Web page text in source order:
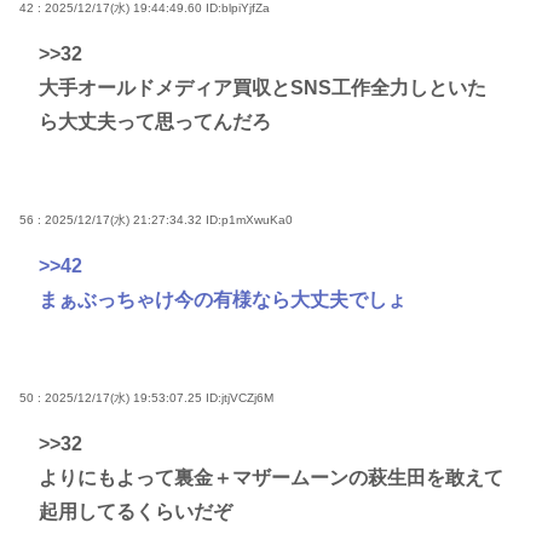
42 : 2025/12/17(水) 19:44:49.60 ID:blpiYjfZa
>>32
大手オールドメディア買収とSNS工作全力しといた
ら大丈夫って思ってんだろ
56 : 2025/12/17(水) 21:27:34.32 ID:p1mXwuKa0
>>42
まぁぶっちゃけ今の有様なら大丈夫でしょ
50 : 2025/12/17(水) 19:53:07.25 ID:jtjVCZj6M
>>32
よりにもよって裏金＋マザームーンの萩生田を敢えて
起用してるくらいだぞ